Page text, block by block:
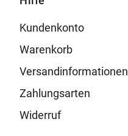
Kundenkonto
Warenkorb
Versandinformationen
Zahlungsarten
Widerruf